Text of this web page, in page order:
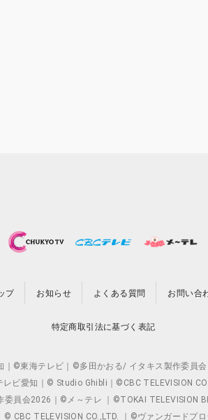
プ お知らせ よくある質問 お問い合
特定商取引法に基づく表記
©東海テレビ｜©多田かおる/ イタキス製作委員
ビ愛知｜© Studio Ghibli｜©CBC TELEVISION
会2026｜©メ～テレ ｜©TOKAI TELEVISION
© CBC TELEVISION CO.,LTD. ｜©ヴァンガード